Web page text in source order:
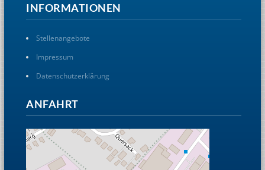
INFORMATIONEN
Stellenangebote
Impressum
Datenschutzerklärung
ANFAHRT